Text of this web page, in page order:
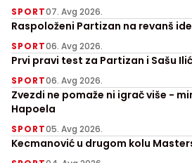
SPORT07. Avg 2026.
Raspoloženi Partizan na revanš
SPORT06. Avg 2026.
Prvi pravi test za Partizan i Sašu
SPORT06. Avg 2026.
Zvezdi ne pomaže ni igrač više -
Hapoela
SPORT05. Avg 2026.
Kecmanović u drugom kolu